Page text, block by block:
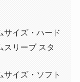
イズ・ハード
リーブ スタ
イズ・ソフト